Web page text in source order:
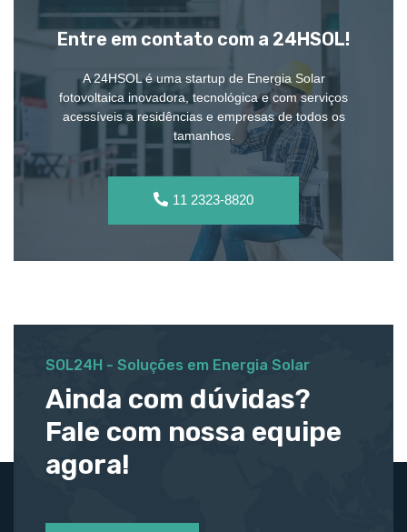
Entre em contato com a 24HSOL!
A 24HSOL é uma startup de Energia Solar
fotovoltaica inovadora, tecnológica e com serviços
acessíveis a residências e empresas de todos os
tamanhos.
11 2323-8820
SOL24H - Soluções em Energia Solar
Ainda com dúvidas?
Fale com nossa equipe
agora!